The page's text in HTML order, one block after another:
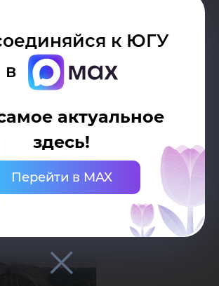
к ЮГУ
в
актуальное
здесь!
Перейти в MAX
институт